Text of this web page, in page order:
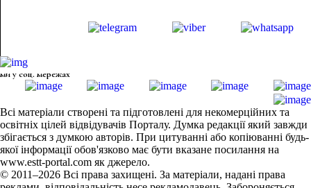
ми у соц. мережах
Всі матеріали створені та підготовлені для некомерційних та
освітніх цілей відвідувачів Порталу. Думка редакції який завжди
збігається з думкою авторів. При цитуванні або копіюванні будь-
якої інформації обов'язково має бути вказане посилання на
www.estt-portal.com як джерело.
© 2011–2026 Всі права захищені. За матеріали, надані права